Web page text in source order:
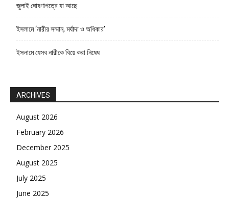
জুলাই ঘোষণাপত্রে যা আছে
ইসলামে ‘নারীর সম্মান, মর্যাদা ও অধিকার’
ইসলামে যেসব নারীকে বিয়ে করা নিষেধ
ARCHIVES
August 2026
February 2026
December 2025
August 2025
July 2025
June 2025